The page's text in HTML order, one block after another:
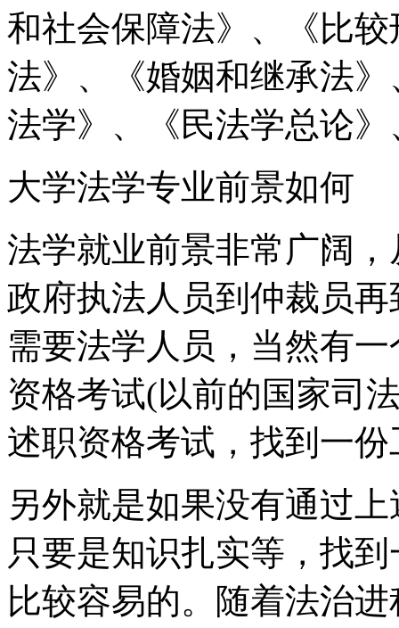
和社会保障法》、《比
法》、《婚姻和继承法
法学》、《民法学总论
大学法学专业前景如何
法学就业前景非常广阔
政府执法人员到仲裁员
需要法学人员，当然有
资格考试(以前的国家司
述职资格考试，找到一
另外就是如果没有通过
只要是知识扎实等，找
比较容易的。随着法治